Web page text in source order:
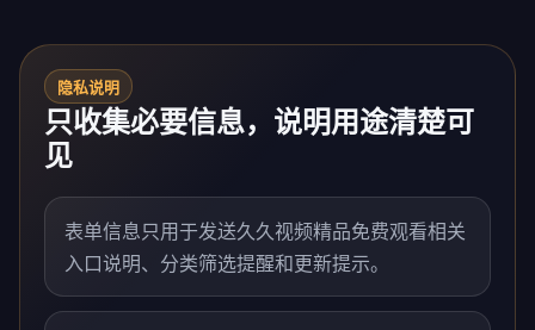
隐私说明
只收集必要信息，说明用途清楚可
见
表单信息只用于发送久久视频精品免费观看相关
入口说明、分类筛选提醒和更新提示。